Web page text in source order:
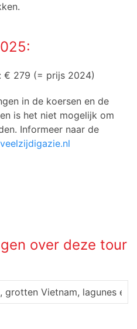
€ 279 (= prijs 2024)
in de koersen en de
is het niet mogelijk om
Informeer naar de
over deze tour